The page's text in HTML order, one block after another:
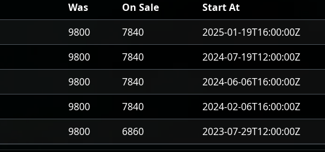
Was On Sale Start At
9800 7840 2025-01-19T16:00:00Z
9800 7840 2024-07-19T12:00:00Z
9800 7840 2024-06-06T16:00:00Z
9800 7840 2024-02-06T16:00:00Z
9800 6860 2023-07-29T12:00:00Z